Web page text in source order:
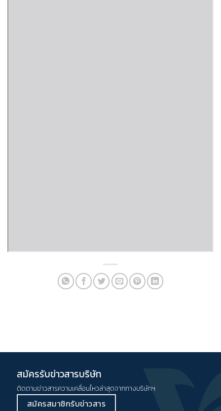
สมัครรับข่าวสารบริษัท
ติดตามข่าวสารความเคลื่อนไหวล่าสุดจากทางบริษัทฯ
สมัครสมาชิกรับข่าวสาร